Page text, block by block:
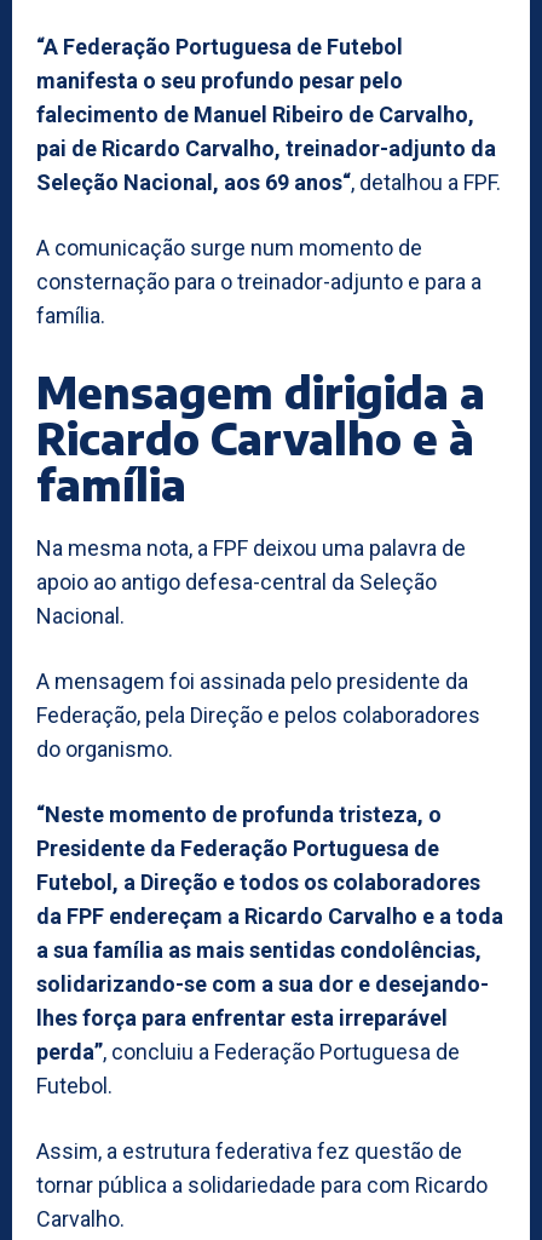
“A Federação Portuguesa de Futebol
manifesta o seu profundo pesar pelo
falecimento de Manuel Ribeiro de Carvalho,
pai de Ricardo Carvalho, treinador-adjunto da
Seleção Nacional, aos 69 anos“, detalhou a FPF.
A comunicação surge num momento de
consternação para o treinador-adjunto e para a
família.
Mensagem dirigida a
Ricardo Carvalho e à
família
Na mesma nota, a FPF deixou uma palavra de
apoio ao antigo defesa-central da Seleção
Nacional.
A mensagem foi assinada pelo presidente da
Federação, pela Direção e pelos colaboradores
do organismo.
“Neste momento de profunda tristeza, o
Presidente da Federação Portuguesa de
Futebol, a Direção e todos os colaboradores
da FPF endereçam a Ricardo Carvalho e a toda
a sua família as mais sentidas condolências,
solidarizando-se com a sua dor e desejando-
lhes força para enfrentar esta irreparável
perda”, concluiu a Federação Portuguesa de
Futebol.
Assim, a estrutura federativa fez questão de
tornar pública a solidariedade para com Ricardo
Carvalho.